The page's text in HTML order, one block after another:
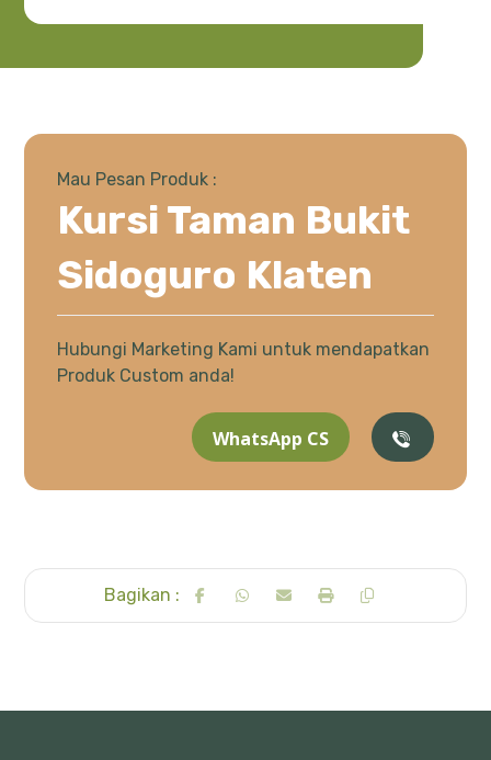
Mau Pesan Produk :
Kursi Taman Bukit
Sidoguro Klaten
Hubungi Marketing Kami untuk mendapatkan
Produk Custom anda!
WhatsApp CS